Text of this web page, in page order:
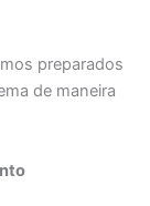
preparados
de maneira